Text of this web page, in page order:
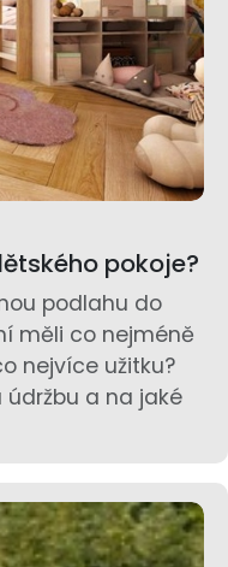
pokoje?
podlahu do
měli co nejméně
nejvíce užitku?
a na jaké